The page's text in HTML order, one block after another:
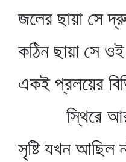
জলের ছায়া সে
কঠিন ছায়া সে
একই প্রলয়ের
স্থিরে আর
সৃষ্টি যখন আছিল